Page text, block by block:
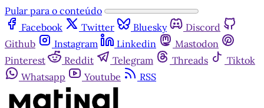
Pular para o conteúdo
Facebook
Twitter Bluesky
Discord
Github
Instagram Linkedin
Mastodon
Pinterest
Reddit Telegram Threads
Tiktok
Whatsapp
Youtube RSS